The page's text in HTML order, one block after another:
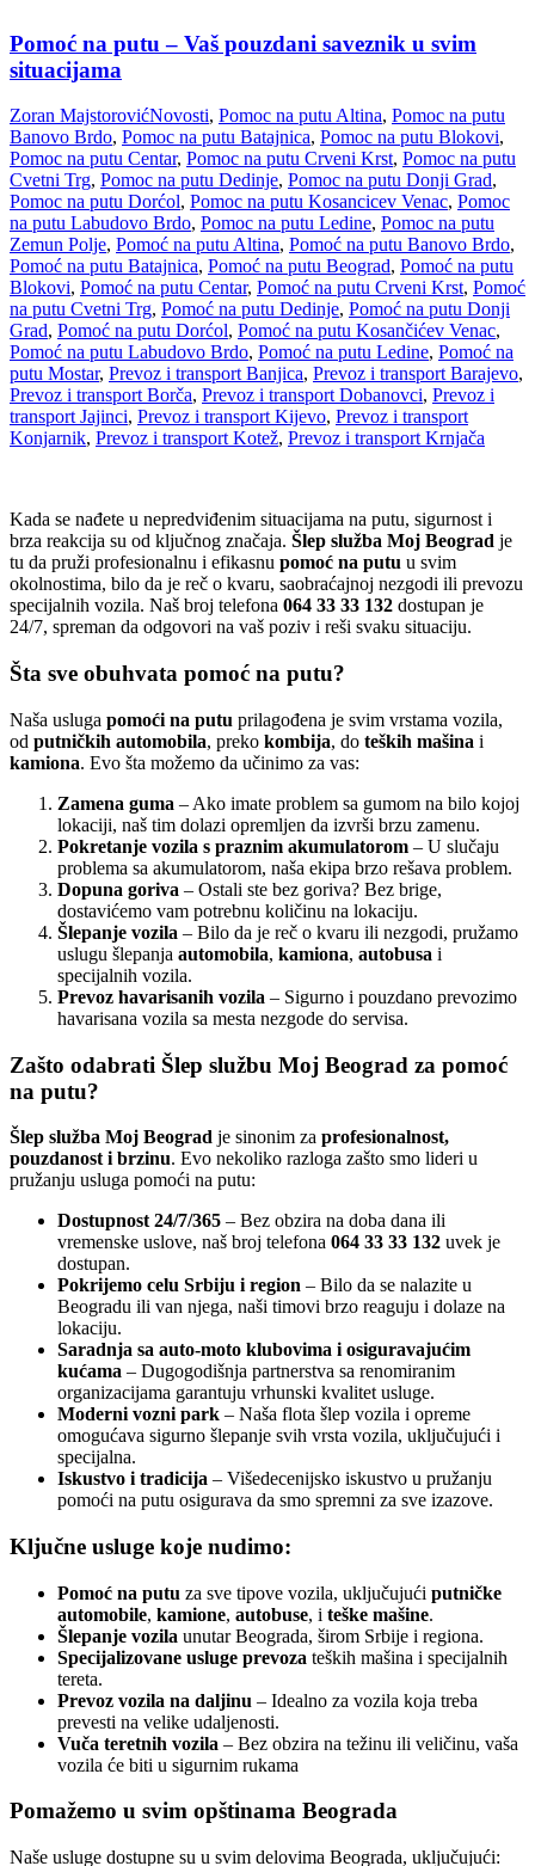
Pomoć na putu – Vaš pouzdani saveznik u svim
situacijama
Zoran MajstorovićNovosti, Pomoc na putu Altina, Pomoc na putu
Banovo Brdo, Pomoc na putu Batajnica, Pomoc na putu Blokovi,
Pomoc na putu Centar, Pomoc na putu Crveni Krst, Pomoc na putu
Cvetni Trg, Pomoc na putu Dedinje, Pomoc na putu Donji Grad,
Pomoc na putu Dorćol, Pomoc na putu Kosancicev Venac, Pomoc
na putu Labudovo Brdo, Pomoc na putu Ledine, Pomoc na putu
Zemun Polje, Pomoć na putu Altina, Pomoć na putu Banovo Brdo,
Pomoć na putu Batajnica, Pomoć na putu Beograd, Pomoć na putu
Blokovi, Pomoć na putu Centar, Pomoć na putu Crveni Krst, Pomoć
na putu Cvetni Trg, Pomoć na putu Dedinje, Pomoć na putu Donji
Grad, Pomoć na putu Dorćol, Pomoć na putu Kosančićev Venac,
Pomoć na putu Labudovo Brdo, Pomoć na putu Ledine, Pomoć na
putu Mostar, Prevoz i transport Banjica, Prevoz i transport Barajevo,
Prevoz i transport Borča, Prevoz i transport Dobanovci, Prevoz i
transport Jajinci, Prevoz i transport Kijevo, Prevoz i transport
Konjarnik, Prevoz i transport Kotež, Prevoz i transport Krnjača
Kada se nađete u nepredviđenim situacijama na putu, sigurnost i
brza reakcija su od ključnog značaja. Šlep služba Moj Beograd je
tu da pruži profesionalnu i efikasnu pomoć na putu u svim
okolnostima, bilo da je reč o kvaru, saobraćajnoj nezgodi ili prevozu
specijalnih vozila. Naš broj telefona 064 33 33 132 dostupan je
24/7, spreman da odgovori na vaš poziv i reši svaku situaciju.
Šta sve obuhvata pomoć na putu?
Naša usluga pomoći na putu prilagođena je svim vrstama vozila,
od putničkih automobila, preko kombija, do teških mašina i
kamiona. Evo šta možemo da učinimo za vas:
Zamena guma – Ako imate problem sa gumom na bilo kojoj
lokaciji, naš tim dolazi opremljen da izvrši brzu zamenu.
Pokretanje vozila s praznim akumulatorom – U slučaju
problema sa akumulatorom, naša ekipa brzo rešava problem.
Dopuna goriva – Ostali ste bez goriva? Bez brige,
dostavićemo vam potrebnu količinu na lokaciju.
Šlepanje vozila – Bilo da je reč o kvaru ili nezgodi, pružamo
uslugu šlepanja automobila, kamiona, autobusa i
specijalnih vozila.
Prevoz havarisanih vozila – Sigurno i pouzdano prevozimo
havarisana vozila sa mesta nezgode do servisa.
Zašto odabrati Šlep službu Moj Beograd za pomoć
na putu?
Šlep služba Moj Beograd je sinonim za profesionalnost,
pouzdanost i brzinu. Evo nekoliko razloga zašto smo lideri u
pružanju usluga pomoći na putu:
Dostupnost 24/7/365 – Bez obzira na doba dana ili
vremenske uslove, naš broj telefona 064 33 33 132 uvek je
dostupan.
Pokrijemo celu Srbiju i region – Bilo da se nalazite u
Beogradu ili van njega, naši timovi brzo reaguju i dolaze na
lokaciju.
Saradnja sa auto-moto klubovima i osiguravajućim
kućama – Dugogodišnja partnerstva sa renomiranim
organizacijama garantuju vrhunski kvalitet usluge.
Moderni vozni park – Naša flota šlep vozila i opreme
omogućava sigurno šlepanje svih vrsta vozila, uključujući i
specijalna.
Iskustvo i tradicija – Višedecenijsko iskustvo u pružanju
pomoći na putu osigurava da smo spremni za sve izazove.
Ključne usluge koje nudimo:
Pomoć na putu za sve tipove vozila, uključujući putničke
automobile, kamione, autobuse, i teške mašine.
Šlepanje vozila unutar Beograda, širom Srbije i regiona.
Specijalizovane usluge prevoza teških mašina i specijalnih
tereta.
Prevoz vozila na daljinu – Idealno za vozila koja treba
prevesti na velike udaljenosti.
Vuča teretnih vozila – Bez obzira na težinu ili veličinu, vaša
vozila će biti u sigurnim rukama
Pomažemo u svim opštinama Beograda
Naše usluge dostupne su u svim delovima Beograda, uključujući: